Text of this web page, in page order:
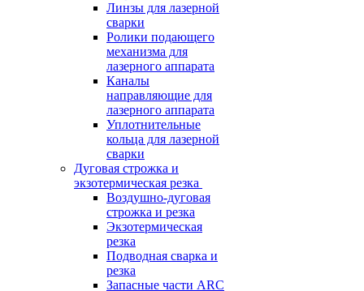
Линзы для лазерной
сварки
Ролики подающего
механизма для
лазерного аппарата
Каналы
направляющие для
лазерного аппарата
Уплотнительные
кольца для лазерной
сварки
Дуговая строжка и
экзотермическая резка
Воздушно-дуговая
строжка и резка
Экзотермическая
резка
Подводная сварка и
резка
Запасные части ARC